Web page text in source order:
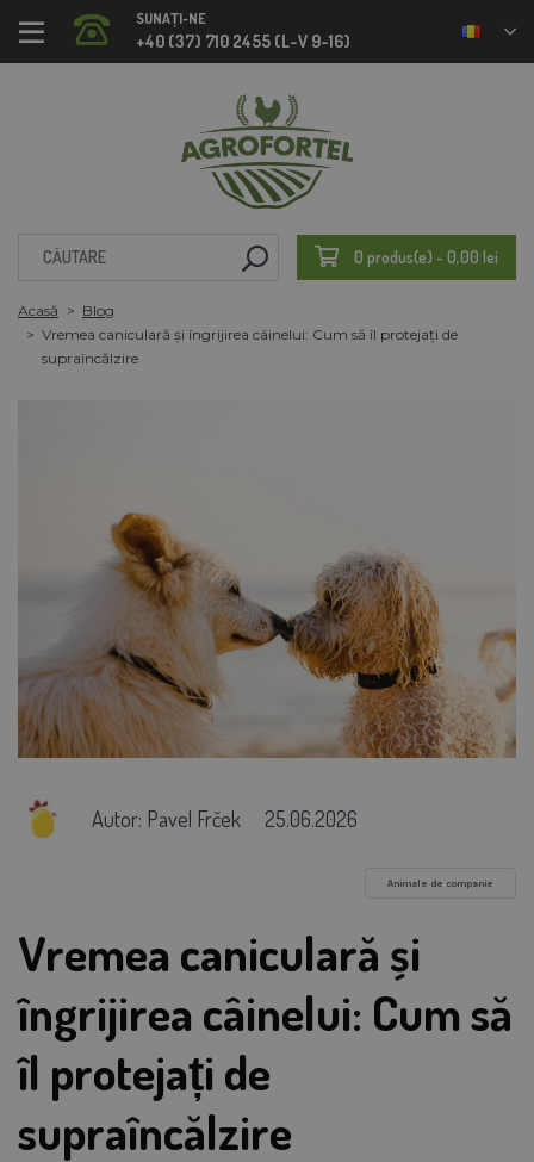
SUNAȚI-NE
+40 (37) 710 2455 (L-V 9-16)
0 produs(e) - 0,00 lei
Acasă
Blog
Vremea caniculară și îngrijirea câinelui: Cum să îl protejați de
supraîncălzire
Autor: Pavel Frček 25.06.2026
Animale de companie
Vremea caniculară și
îngrijirea câinelui: Cum să
îl protejați de
supraîncălzire